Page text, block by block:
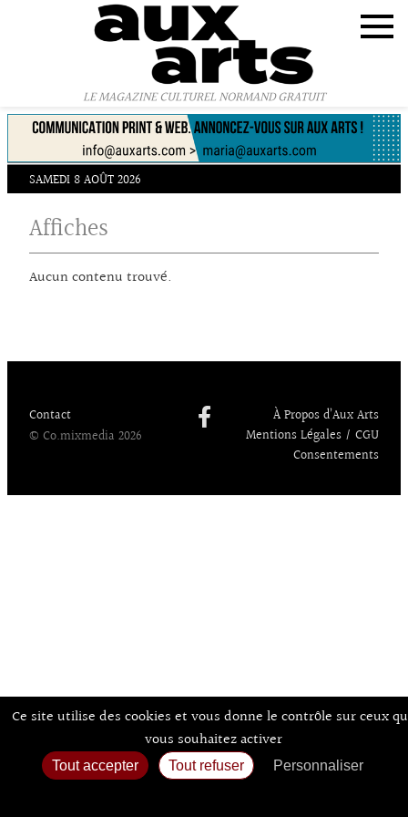
LE MAGAZINE CULTUREL NORMAND GRATUIT
SAMEDI 8 AOÛT 2026
Affiches
Aucun contenu trouvé.
Contact
© Co.mixmedia 2026
À Propos d’Aux Arts
Mentions Légales / CGU
Consentements
Panneau de gestion des cookies
Ce site utilise des cookies et vous donne le contrôle sur ceux
vous souhaitez activer
Tout accepter Tout refuser
Personnaliser